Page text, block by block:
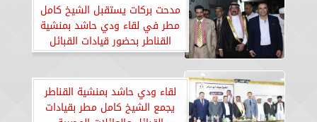
مدحت بركات يستقبل الشيخ كامل
مطر في لقاء ودي حاشد بمنشية
القناطر بحضور قيادات القبائل
والعائلات المصرية
لقاء ودي حاشد بمنشية القناطر
يجمع الشيخ كامل مطر بقيادات